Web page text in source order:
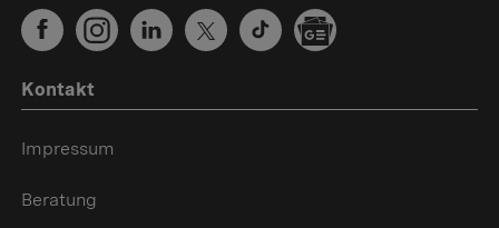
Kontakt
Impressum
Beratung